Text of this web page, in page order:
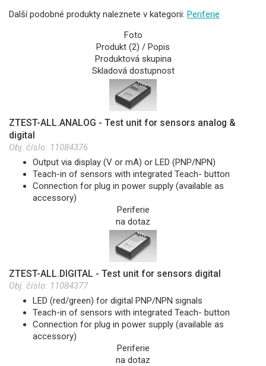
Další podobné produkty naleznete v kategorii: Periferie
Foto
Produkt (2) / Popis
Produktová skupina
Skladová dostupnost
ZTEST-ALL.ANALOG - Test unit for sensors analog &
digital
Obj. číslo: 11084376
Output via display (V or mA) or LED (PNP/NPN)
Teach-in of sensors with integrated Teach- button
Connection for plug in power supply (available as
accessory)
Periferie
na dotaz
ZTEST-ALL.DIGITAL - Test unit for sensors digital
Obj. číslo: 11084377
LED (red/green) for digital PNP/NPN signals
Teach-in of sensors with integrated Teach- button
Connection for plug in power supply (available as
accessory)
Periferie
na dotaz